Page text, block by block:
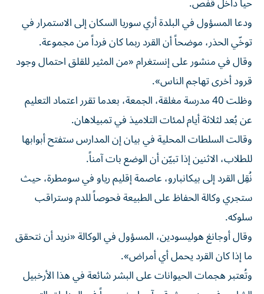
ودعا المسؤول في البلدة أري سوريا السكان إلى الاستمرار في
توخّي الحذر، موضحاً أن القرد ربما كان فرداً من مجموعة.
وقال في منشور على إنستغرام «من المثير للقلق احتمال وجود
قرود أخرى تهاجم الناس».
وظلت 40 مدرسة مغلقة، الجمعة، بعدما تقرر اعتماد التعليم
عن بُعد لثلاثة أيام لمئات التلاميذ في تمبيلاهان.
وقالت السلطات المحلية في بيان إن المدارس ستفتح أبوابها
للطلاب، الاثنين إذا تبيّن أن الوضع بات آمناً.
نُقِل القرد إلى بيكانبارو، عاصمة إقليم رياو في سومطرة، حيث
ستجري وكالة الحفاظ على الطبيعة فحوصاً للدم وستراقب
سلوكه.
وقال أوجانغ هوليسودين، المسؤول في الوكالة «نريد أن نتحقق
ما إذا كان القرد يحمل أي أمراض».
وتُعتبر هجمات الحيوانات على البشر شائعة في هذا الأرخبيل